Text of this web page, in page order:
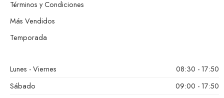
Términos y Condiciones
Más Vendidos
Temporada
Lunes - Viernes
08:30 - 17:50
Sábado
09:00 - 17:50